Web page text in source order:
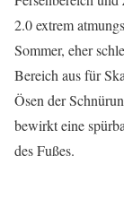
2.0 extrem
Sommer, eher
Bereich aus für
Ösen der
bewirkt eine
des Fußes.